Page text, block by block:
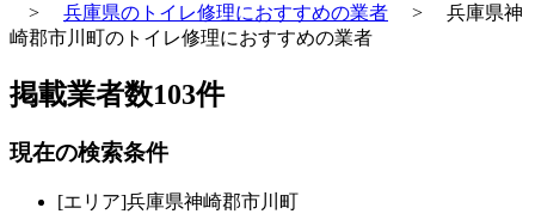
> 兵庫県のトイレ修理におすすめの業者 > 兵庫県神
崎郡市川町のトイレ修理におすすめの業者
掲載業者数103件
現在の検索条件
[エリア]兵庫県神崎郡市川町